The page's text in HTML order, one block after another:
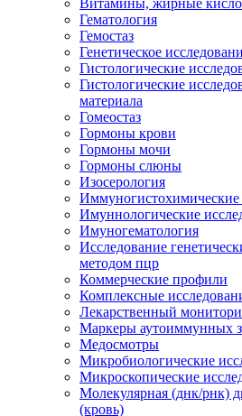
Витамины, жирные
Гематология
Гемостаз
Генетическое
Гистологические
Гистологические
материала
Гомеостаз
Гормоны крови
Гормоны мочи
Гормоны слюны
Изосерология
Иммуногистохимические
Имуннологические
Имуногематология
Исследование
методом пцр
Коммерческие профили
Комплексные
Лекарственный
Маркеры аутоиммунных
Медосмотры
Микробиологические
Микроскопические
Молекулярная (днк/рнк)
(кровь)